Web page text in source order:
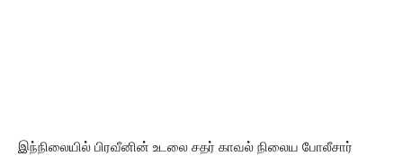
இந்நிலையில் பிரவீனின் உடலை சதர் காவல் நிலைய போலீசார்